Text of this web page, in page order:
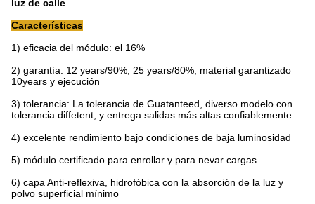
luz de calle
Características
1) eficacia del módulo: el 16%
2) garantía: 12 years/90%, 25 years/80%, material garantizado
10years y ejecución
3) tolerancia: La tolerancia de Guatanteed, diverso modelo con
tolerancia diffetent, y entrega salidas más altas confiablemente
4) excelente rendimiento bajo condiciones de baja luminosidad
5) módulo certificado para enrollar y para nevar cargas
6) capa Anti-reflexiva, hidrofóbica con la absorción de la luz y
polvo superficial mínimo